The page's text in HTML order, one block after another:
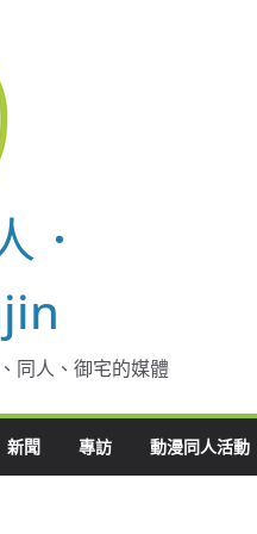
．
同人、御宅的媒體
新聞 專訪 動漫同人活動